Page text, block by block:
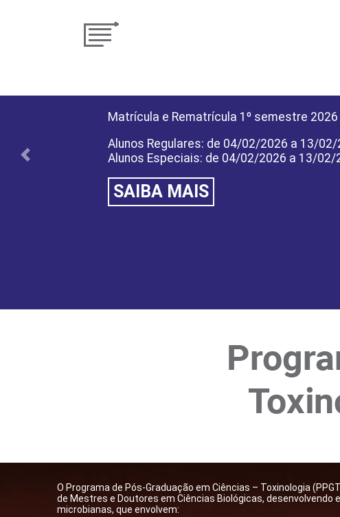
Matrícula e Rematrícula 1º semestre
Alunos Regulares: de 04/02/2026 a 13/02/
Alunos Especiais: de 04/02/2026 a 13/02/
SAIBA MAIS
Previous
​​O Programa de Pós-Graduação em Ciências – Toxinologia
de Mestres e Doutores em Ciências Biológicas,
microbianas, que envolvem: